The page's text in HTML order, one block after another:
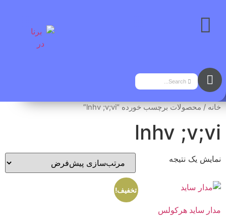
خانه/ محصولات برچسب خورده “lnhv ;v;vi”
lnhv ;v;vi
نمایش یک نتیجه
تخفیف!
مدار ساید هرکولس